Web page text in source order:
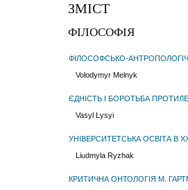
ЗМІСТ
ФІЛОСОФІЯ
ФІЛОСОФСЬКО-
Volodymyr Melnyk
ЄДНІСТЬ І БОРОТЬБА
Vasyl Lysyi
УНІВЕРСИТЕТСЬКА ОСВІТА В
Liudmyla Ryzhak
КРИТИЧНА ОНТОЛОГІЯ М.